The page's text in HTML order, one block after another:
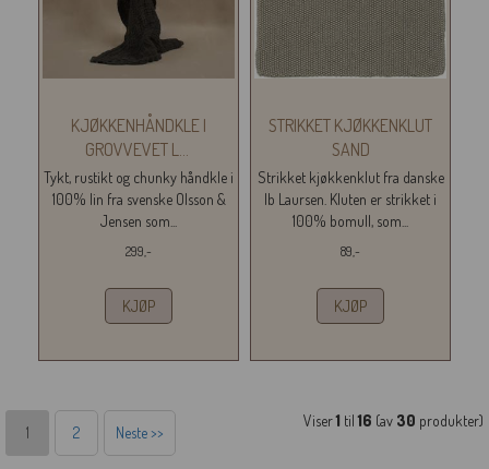
KJØKKENHÅNDKLE I
GROVVEVET L...
Tykt, rustikt og chunky håndkle i
100% lin fra svenske Olsson &
Jensen som...
299,-
KJØP
STRIKKET KJØKKENKLUT
SAND
Strikket kjøkkenklut fra danske
Ib Laursen. Kluten er strikket i
100% bomull, som...
89,-
KJØP
1 2 Neste >>
Viser1 til16 (av 30 produkter)